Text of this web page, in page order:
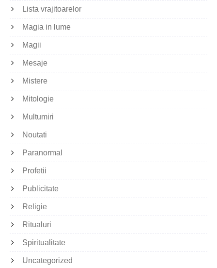
Lista vrajitoarelor
Magia in lume
Magii
Mesaje
Mistere
Mitologie
Multumiri
Noutati
Paranormal
Profetii
Publicitate
Religie
Ritualuri
Spiritualitate
Uncategorized